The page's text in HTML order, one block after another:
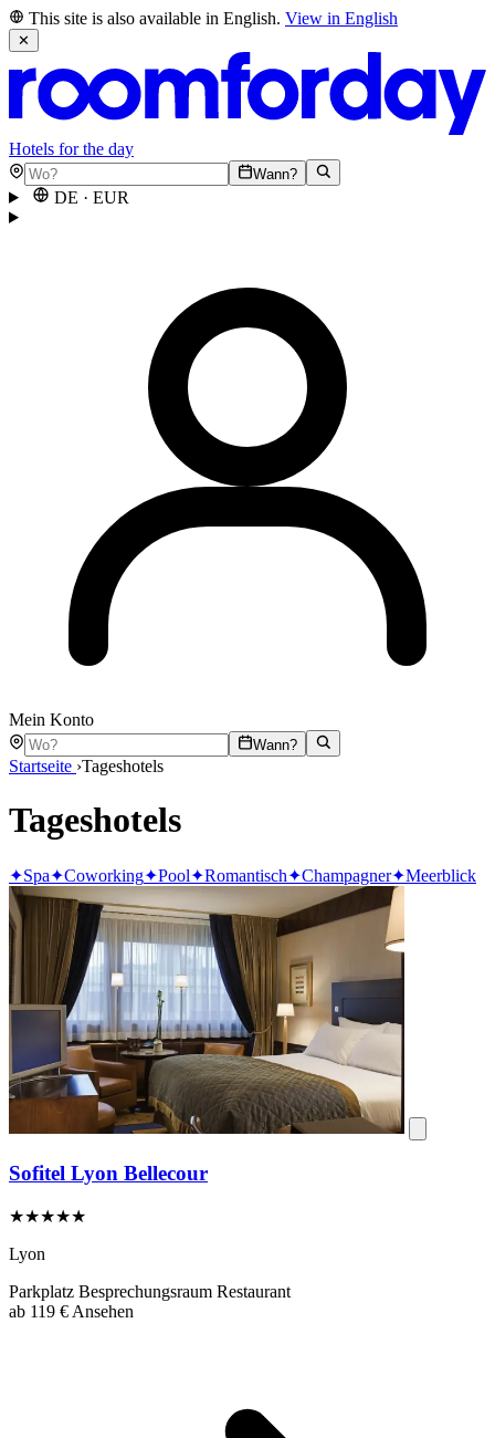
This site is also available in English. View in English
✕
Hotels for the day
Wann?
DE · EUR
Mein Konto
Wann?
Startseite ›Tageshotels
Tageshotels
✦Spa✦Coworking✦Pool✦Romantisch✦Champagner✦Meerblick
Sofitel Lyon Bellecour
★★★★★
Lyon
Parkplatz Besprechungsraum Restaurant
ab 119 € Ansehen